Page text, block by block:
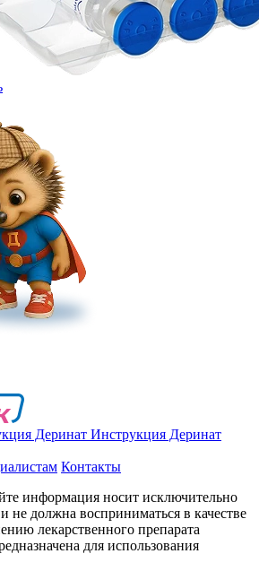
Деринат Инструкция Деринат
Контакты
информация носит исключительно
не должна восприниматься в качестве
лекарственного препарата
для использования